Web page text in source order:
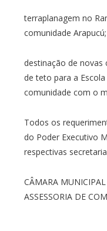
terraplanagem no
comunidade Arapucú;
destinação de novas
de teto para a
comunidade com o
Todos os
do Poder Executivo
respectivas
CÂMARA
ASSESSORIA DE